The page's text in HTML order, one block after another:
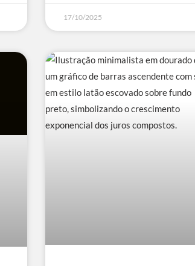
17/10/2025